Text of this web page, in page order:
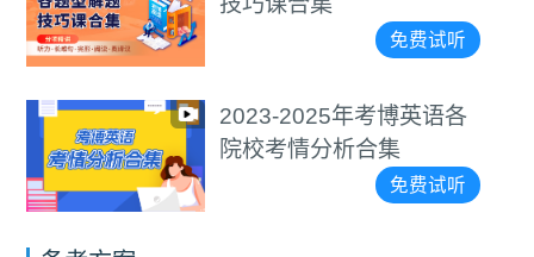
免费试听
2023-2025年考博英语各
院校考情分析合集
免费试听